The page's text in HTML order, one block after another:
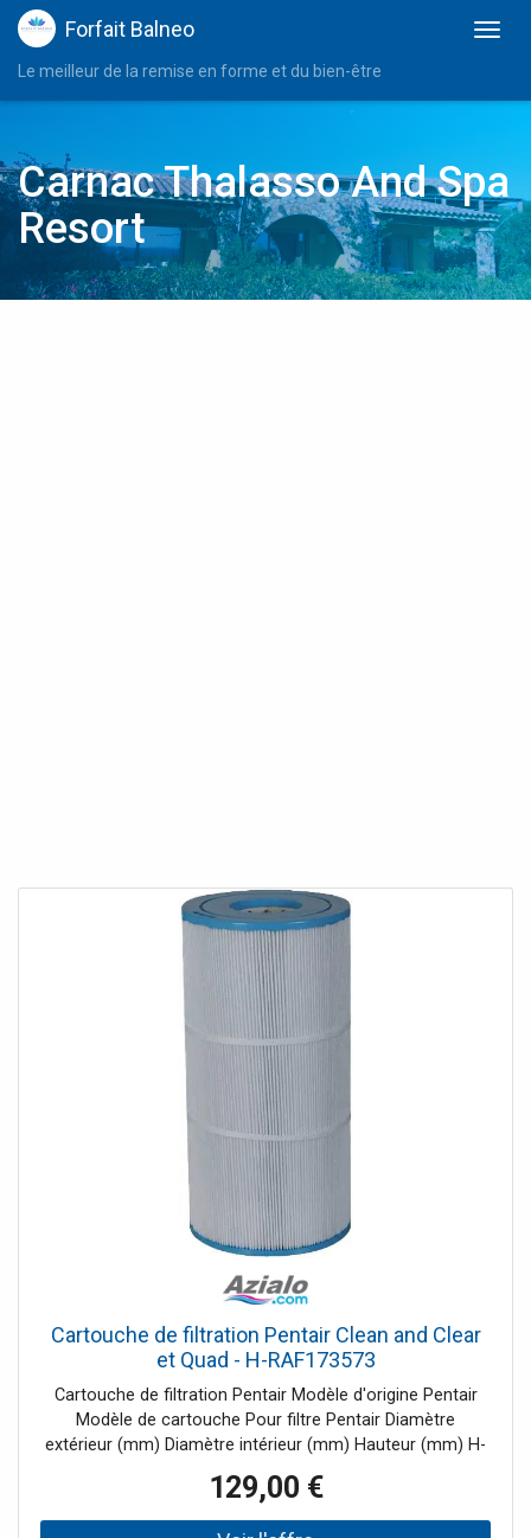
Forfait Balneo
Le meilleur de la remise en forme et du bien-être
Carnac Thalasso And Spa
Resort
Cartouche de filtration Pentair Clean and Clear
et Quad - H-RAF173573
Cartouche de filtration Pentair Modèle d'origine Pentair
Modèle de cartouche Pour filtre Pentair Diamètre
extérieur (mm) Diamètre intérieur (mm) Hauteur (mm) H-
CCP27 178 76 358 H-RAF173573 H-16-0340 - CCP29 178
76 508 H-RAF173576 H-16-0301 - CCP3
129,00 €